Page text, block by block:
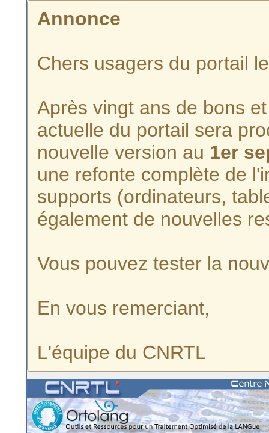
Annonce
Chers usagers du portail
Après vingt ans de bons
actuelle du portail sera
nouvelle version au 1er
une refonte complète de
supports (ordinateurs,
également de nouvelles
Vous pouvez tester la
En vous remerciant,
L'équipe du CNRTL